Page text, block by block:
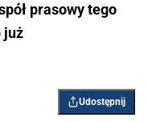
prasowy tego
już
Udostępnij